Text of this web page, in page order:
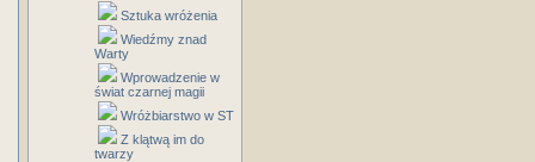
Sztuka wróżenia
Wiedźmy znad
Warty
Wprowadzenie w
świat czarnej magii
Wróżbiarstwo w ST
Z klątwą im do
twarzy